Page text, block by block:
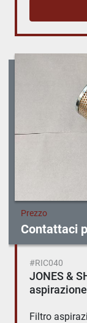
Prezzo
Contattaci
#RIC040
JONES &
aspirazione
Filtro